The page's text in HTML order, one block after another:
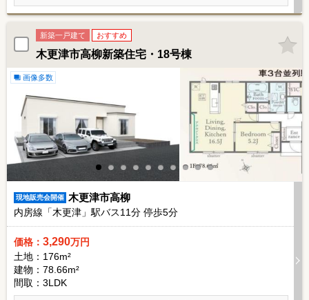
新築一戸建て おすすめ
木更津市高柳新築住宅・18号棟
画像多数
現地販売会開催 木更津市高柳
内房線「木更津」駅バス11分 停歩5分
価格： 3,290万円
土地：176m²
建物：78.66m²
間取：3LDK